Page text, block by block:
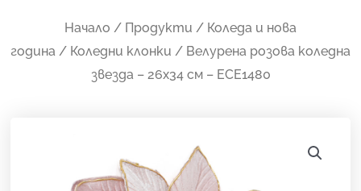
Начало / Продукти / Коледа и нова
година / Коледни клонки / Велурена розова коледна
звезда – 26х34 см – ECE1480